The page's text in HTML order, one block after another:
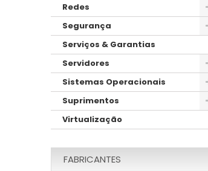
Redes
Segurança
Serviços & Garantias
Servidores
Sistemas Operacionais
Suprimentos
Virtualização
FABRICANTES